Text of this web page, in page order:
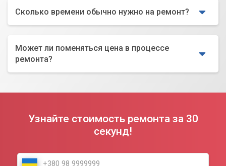
Сколько времени обычно нужно на ремонт?
Может ли поменяться цена в процессе
ремонта?
Узнайте стоимость ремонта за 30
секунд!